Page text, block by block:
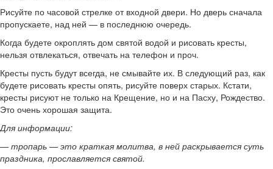
Рисуйте по часовой стрелке от входной двери. Но дверь сначала
пропускаете, над ней — в последнюю очередь.
Когда будете окроплять дом святой водой и рисовать кресты,
нельзя отвлекаться, отвечать на телефон и проч.
Кресты пусть будут всегда, не смывайте их. В следующий раз, как
будете рисовать кресты опять, рисуйте поверх старых. Кстати,
кресты рисуют не только на Крещение, но и на Пасху, Рождество.
Это очень хорошая защита.
Для информации:
— тропарь — это краткая молитва, в ней раскрывается суть
праздника, прославляется святой.